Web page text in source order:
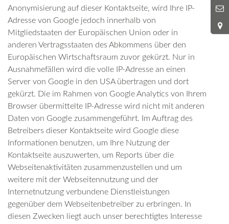
Anonymisierung auf dieser Kontaktseite, wird Ihre IP-
Adresse von Google jedoch innerhalb von
Mitgliedstaaten der Europäischen Union oder in
anderen Vertragsstaaten des Abkommens über den
Europäischen Wirtschaftsraum zuvor gekürzt. Nur in
Ausnahmefällen wird die volle IP-Adresse an einen
Server von Google in den USA übertragen und dort
gekürzt. Die im Rahmen von Google Analytics von Ihrem
Browser übermittelte IP-Adresse wird nicht mit anderen
Daten von Google zusammengeführt. Im Auftrag des
Betreibers dieser Kontaktseite wird Google diese
Informationen benutzen, um Ihre Nutzung der
Kontaktseite auszuwerten, um Reports über die
Webseitenaktivitäten zusammenzustellen und um
weitere mit der Webseitennutzung und der
Internetnutzung verbundene Dienstleistungen
gegenüber dem Webseitenbetreiber zu erbringen. In
diesen Zwecken liegt auch unser berechtigtes Interesse